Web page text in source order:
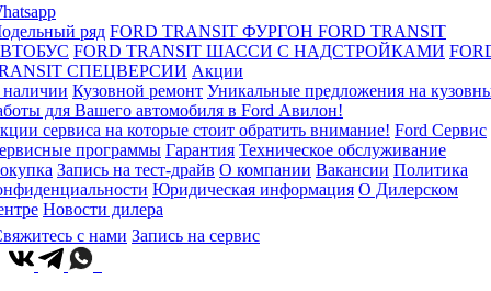
ряд FORD TRANSIT ФУРГОН FORD TRANSIT
FORD TRANSIT ШАССИ С НАДСТРОЙКАМИ
СПЕЦВЕРСИИ Акции
Кузовной ремонт Уникальные предложения на
для Вашего автомобиля в Ford Авилон!
сервиса на которые стоит обратить внимание! Ford Сервис
программы Гарантия Техническое обслуживание
Запись на тест-драйв О компании Вакансии Политика
Юридическая информация О Дилерском
Новости дилера
с нами Запись на сервис